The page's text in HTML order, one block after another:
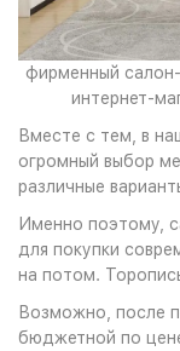
фирменный
интернет-
Вместе с тем, в
огромный выбор
различные
Именно поэтому,
для покупки
на потом.
Возможно, после
бюджетной по